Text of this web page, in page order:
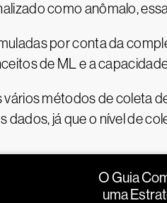
como anômalo,
por conta da
de ML e a
métodos de coleta
já que o nível de
O Guia
uma